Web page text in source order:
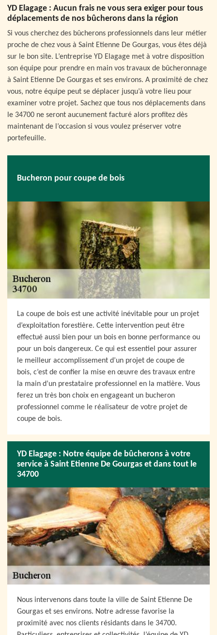
YD Elagage : Aucun frais ne vous sera exiger pour tous
déplacements de nos bûcherons dans la région
Si vous cherchez des bûcherons professionnels dans leur métier
proche de chez vous à Saint Etienne De Gourgas, vous êtes déjà
sur le bon site. L’entreprise YD Elagage met à votre disposition
son équipe pour prendre en main vos travaux de bûcheronnage
à Saint Etienne De Gourgas et ses environs. A proximité de chez
vous, notre équipe peut se déplacer jusqu’à votre lieu pour
examiner votre projet. Sachez que tous nos déplacements dans
le 34700 ne seront aucunement facturé alors profitez dès
maintenant de l’occasion si vous voulez préserver votre
portefeuille.
Bucheron pour coupe de bois
La coupe de bois est une activité inévitable pour un projet
d’exploitation forestière. Cette intervention peut être
effectué aussi bien pour un bois en bonne performance ou
pour un bois dangereux. Ce qui est essentiel pour assurer
le meilleur accomplissement d’un projet de coupe de
bois, c’est de confier la mise en œuvre des travaux entre
la main d’un prestataire professionnel en la matière. Vous
ferez un très bon choix en engageant un bucheron
professionnel comme le réalisateur de votre projet de
coupe de bois.
YD Elagage : Notre équipe de bûcherons à votre
service à Saint Etienne De Gourgas et dans tout le
34700
Nous intervenons dans toute la ville de Saint Etienne De
Gourgas et ses environs. Notre adresse favorise la
proximité avec nos clients résidants dans le 34700.